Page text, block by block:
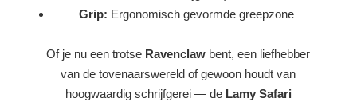
Grip: Ergonomisch gevormde greepzone
Of je nu een trotse Ravenclaw bent, een liefhebber
van de tovenaarswereld of gewoon houdt van
hoogwaardig schrijfgerei — de Lamy Safari